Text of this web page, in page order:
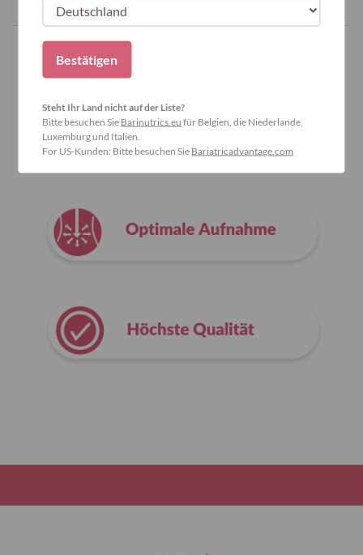
Warum Bariatric Advantage wählen?
Bestätigen
Steht Ihr Land nicht auf der Liste?
Bitte besuchen Sie Barinutrics.eu für Belgien, die Niederlande,
Luxemburg und Italien.
For US-Kunden: Bitte besuchen Sie Bariatricadvantage.com